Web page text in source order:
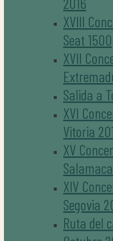
XVIII
Seat 1500
XVII
Salida a
XVI
Vitoria
XV
XIV
Segovia
Ruta del